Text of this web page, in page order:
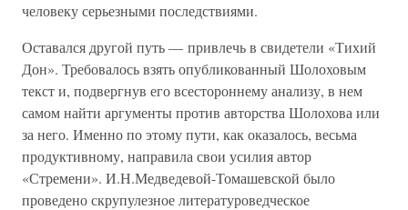
человеку серьезными последствиями.
Оставался другой путь — привлечь в свидетели «Тихий
Дон». Требовалось взять опубликованный Шолоховым
текст и, подвергнув его всестороннему анализу, в нем
самом найти аргументы против авторства Шолохова или
за него. Именно по этому пути, как оказалось, весьма
продуктивному, направила свои усилия автор
«Стремени». И.Н.Медведевой-Томашевской было
проведено скрупулезное литературоведческое